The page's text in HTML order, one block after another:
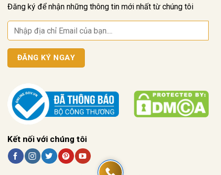
Đăng ký để nhận những thông tin mới nhất từ chúng tôi
Kết nối với chúng tôi